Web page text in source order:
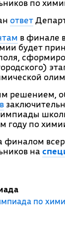
по
ответ
в финале
будет
решением,
году по
финалом
на
по